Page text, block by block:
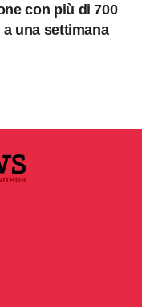
con più di 700
una settimana